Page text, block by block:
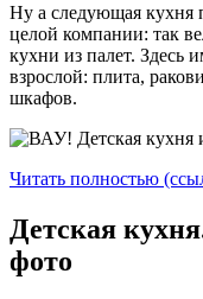
Ну а следующая кухня
целой компании: так
кухни из палет. Здесь
взрослой: плита,
шкафов.
Читать полностью
Детская
фото